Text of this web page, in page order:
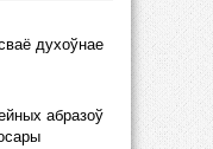
духоўнае
абразоў